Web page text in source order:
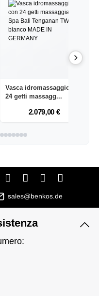
Vasca idromassaggio con
24 getti massagg...
2.079,00 €
sales@benkos.de